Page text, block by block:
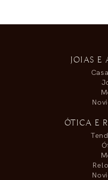
JOIAS E
ÓTICA E